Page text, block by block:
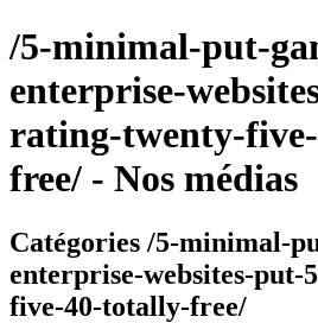
/5-minimal-put-
enterprise-
rating-twenty-
free/ - Nos médias
Catégories /5-minimal-
enterprise-websites-
five-40-totally-free/